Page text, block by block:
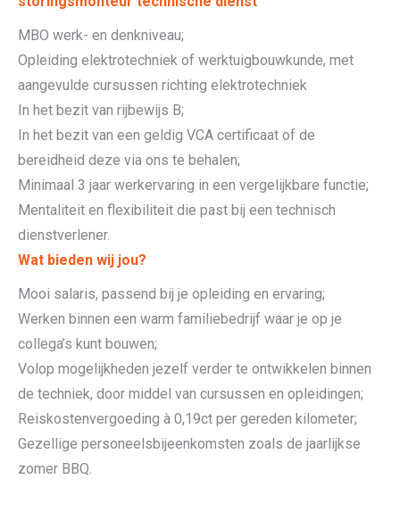
MBO werk- en denkniveau;
Opleiding elektrotechniek of werktuigbouwkunde, met
aangevulde cursussen richting elektrotechniek
In het bezit van rijbewijs B;
In het bezit van een geldig VCA certificaat of de
bereidheid deze via ons te behalen;
Minimaal 3 jaar werkervaring in een vergelijkbare functie;
Mentaliteit en flexibiliteit die past bij een technisch
dienstverlener.
Wat bieden wij jou?
Mooi salaris, passend bij je opleiding en ervaring;
Werken binnen een warm familiebedrijf waar je op je
collega’s kunt bouwen;
Volop mogelijkheden jezelf verder te ontwikkelen binnen
de techniek, door middel van cursussen en opleidingen;
Reiskostenvergoeding à 0,19ct per gereden kilometer;
Gezellige personeelsbijeenkomsten zoals de jaarlijkse
zomer BBQ.